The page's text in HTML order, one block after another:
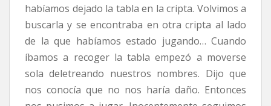
habíamos dejado la tabla en la cripta. Volvimos a
buscarla y se encontraba en otra cripta al lado
de la que habíamos estado jugando… Cuando
íbamos a recoger la tabla empezó a moverse
sola deletreando nuestros nombres. Dijo que
nos conocía que no nos haría daño. Entonces